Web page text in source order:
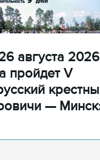
августа 2026
пройдет V
—